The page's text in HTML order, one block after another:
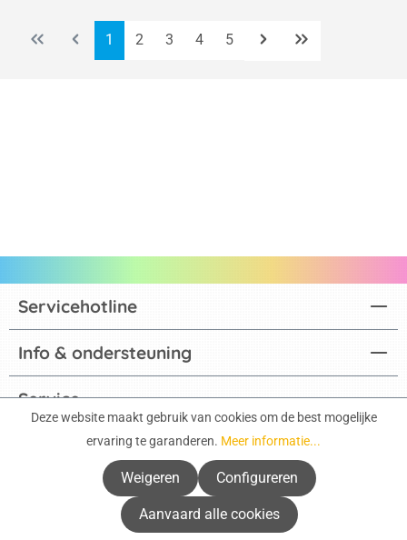
Pagina
1 Pagina
2 Pagina
3 Pagina
4 Pagina
5
Actuele catalogi
Servicehotline
Info & ondersteuning
Service
Betaalmethoden
Deze website maakt gebruik van cookies om de best mogelijke
ervaring te garanderen. Meer informatie...
Weigeren Configureren
Aanvaard alle cookies